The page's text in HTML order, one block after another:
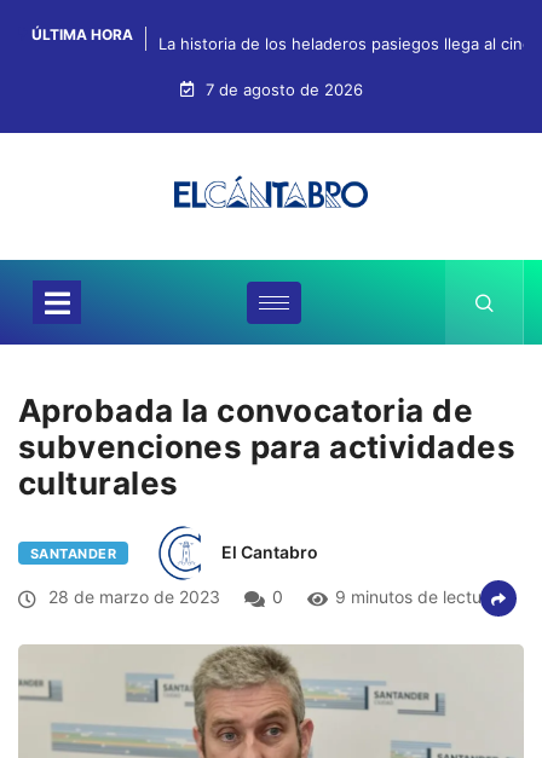
ÚLTIMA HORA La historia de los heladeros pasiegos llega al
7 de agosto de 2026
Aprobada la convocatoria de
subvenciones para actividades
culturales
SANTANDER El Cantabro
28 de marzo de 2023 0 9 minutos de lectura